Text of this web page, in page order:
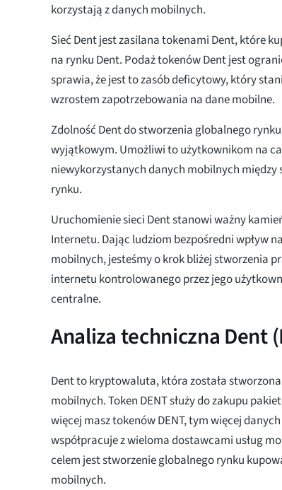
korzystają z danych mobilnych.
Sieć Dent jest zasilana tokenami Dent, które
na rynku Dent. Podaż tokenów Dent jest
sprawia, że jest to zasób deficytowy, który
wzrostem zapotrzebowania na dane mobilne.
Zdolność Dent do stworzenia globalnego
wyjątkowym. Umożliwi to użytkownikom na
niewykorzystanych danych mobilnych
rynku.
Uruchomienie sieci Dent stanowi ważny
Internetu. Dając ludziom bezpośredni wpływ
mobilnych, jesteśmy o krok bliżej stworzenia
internetu kontrolowanego przez jego
centralne.
Analiza techniczna Dent
Dent to kryptowaluta, która została
mobilnych. Token DENT służy do zakupu
więcej masz tokenów DENT, tym więcej danych
współpracuje z wieloma dostawcami usług
celem jest stworzenie globalnego rynku
mobilnych.